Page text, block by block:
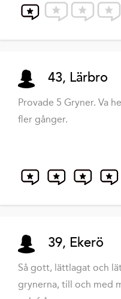
43, Lärbro
Provade 5 Gryner. Va
fler gånger.
39, Ekerö
Så gott, lättlagat och
grynerna, till och med